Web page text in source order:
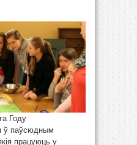
Году
ў паўсюдным
працуюць у